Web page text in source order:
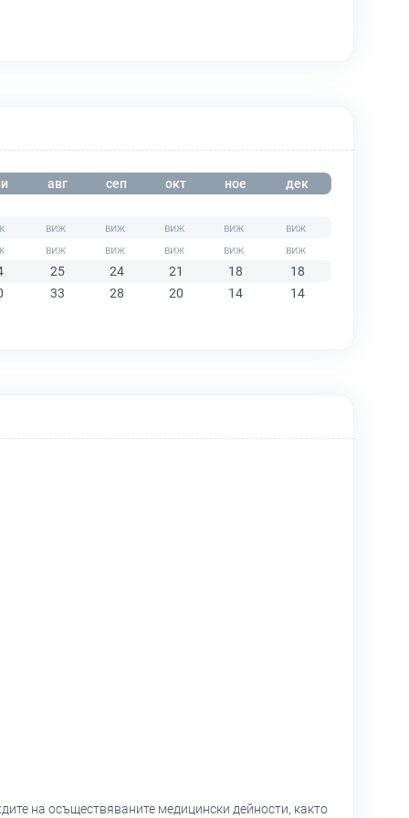
авг сеп окт ное дек
25 24 21 18
18
33 28 20 14 14
на осъществяваните медицински дейности, както